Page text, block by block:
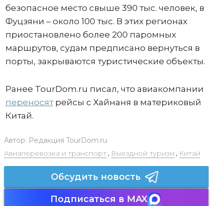
безопасное место свыше 390 тыс. человек, в
Фуцзяни – около 100 тыс. В этих регионах
приостановлено более 200 паромных
маршрутов, судам предписано вернуться в
порты, закрываются туристические объекты.
Ранее TourDom.ru писал, что авиакомпании
переносятрейсы с Хайнаня в материковый
Китай.
Автор: Редакция TourDom.ru
Авиаперевозка и транспорт, Выездной туризм , Китай
Обсудить новость
Подписаться в MAX